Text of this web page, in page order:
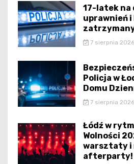
17-latek na
uprawnień i
7 sierpnia 2026
Policja w
Domu
7 sierpnia 2026
Łódź w
Wolności
warsztaty i
afterparty!